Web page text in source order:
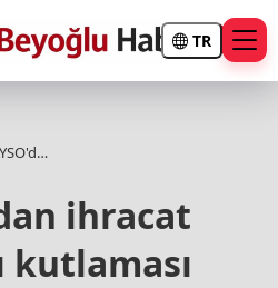
TR
ihracat
kutlaması